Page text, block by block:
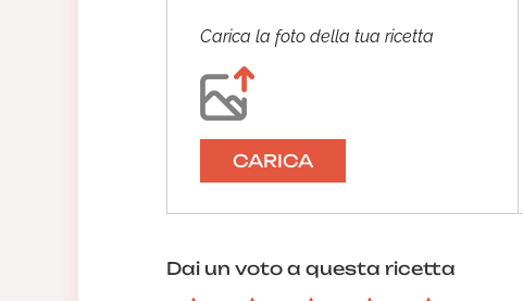
Carica la foto della tua ricetta
CARICA
Dai un voto a questa ricetta